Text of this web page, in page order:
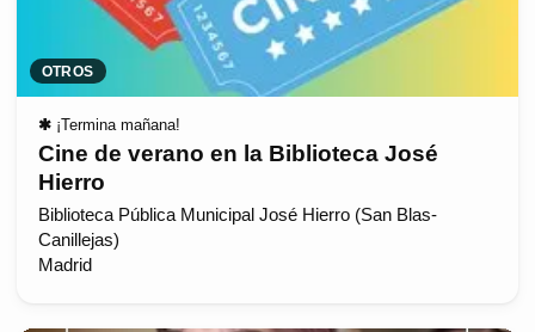
OTROS
✱ ¡Termina mañana!
Cine de verano en la Biblioteca José
Hierro
Biblioteca Pública Municipal José Hierro (San Blas-
Canillejas)
Madrid